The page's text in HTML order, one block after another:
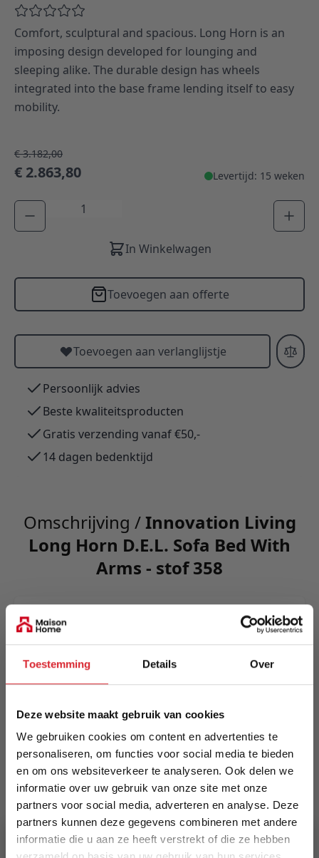
Toestemming Details Over
Deze website maakt gebruik van cookies
We gebruiken cookies om content en advertenties te
personaliseren, om functies voor social media te bieden
en om ons websiteverkeer te analyseren. Ook delen we
informatie over uw gebruik van onze site met onze
partners voor social media, adverteren en analyse. Deze
partners kunnen deze gegevens combineren met andere
informatie die u aan ze heeft verstrekt of die ze hebben
Comfort, sculptural and spacious. Long Horn is an
imposing design developed for lounging and
sleeping alike. The durable design has wheels
integrated into the base frame lending itself to easy
mobility.
€ 3.182,00
€ 2.863,80 Levertijd: 15 weken
Aantal
In Winkelwagen
Toevoegen aan offerte
Toevoegen aan verlanglijstje
Persoonlijk advies
Beste kwaliteitsproducten
Gratis verzending vanaf €50,-
14 dagen bedenktijd
Omschrijving /Innovation Living
Long Horn D.E.L. Sofa Bed With
Arms - stof 358
Comfort, sculptural and spacious. Long Horn is
an imposing design developed for lounging and
sleeping alike. The durable design has wheels
integrated into the base frame lending itself to
easy mobility.
Meer informatie
Merk
Innovation Living
EAN
5700110946490